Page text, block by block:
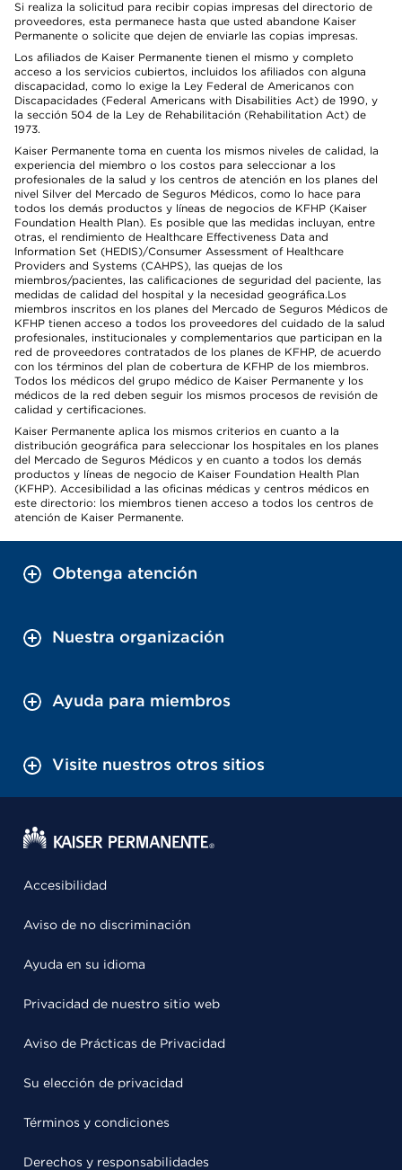
Si realiza la solicitud para recibir copias impresas del directorio de
proveedores, esta permanece hasta que usted abandone Kaiser
Permanente o solicite que dejen de enviarle las copias impresas.
Los afiliados de Kaiser Permanente tienen el mismo y completo
acceso a los servicios cubiertos, incluidos los afiliados con alguna
discapacidad, como lo exige la Ley Federal de Americanos con
Discapacidades (Federal Americans with Disabilities Act) de 1990, y
la sección 504 de la Ley de Rehabilitación (Rehabilitation Act) de
1973.
Kaiser Permanente toma en cuenta los mismos niveles de calidad, la
experiencia del miembro o los costos para seleccionar a los
profesionales de la salud y los centros de atención en los planes del
nivel Silver del Mercado de Seguros Médicos, como lo hace para
todos los demás productos y líneas de negocios de KFHP (Kaiser
Foundation Health Plan). Es posible que las medidas incluyan, entre
otras, el rendimiento de Healthcare Effectiveness Data and
Information Set (HEDIS)/Consumer Assessment of Healthcare
Providers and Systems (CAHPS), las quejas de los
miembros/pacientes, las calificaciones de seguridad del paciente, las
medidas de calidad del hospital y la necesidad geográfica.Los
miembros inscritos en los planes del Mercado de Seguros Médicos de
KFHP tienen acceso a todos los proveedores del cuidado de la salud
profesionales, institucionales y complementarios que participan en la
red de proveedores contratados de los planes de KFHP, de acuerdo
con los términos del plan de cobertura de KFHP de los miembros.
Todos los médicos del grupo médico de Kaiser Permanente y los
médicos de la red deben seguir los mismos procesos de revisión de
calidad y certificaciones.
Kaiser Permanente aplica los mismos criterios en cuanto a la
distribución geográfica para seleccionar los hospitales en los planes
del Mercado de Seguros Médicos y en cuanto a todos los demás
productos y líneas de negocio de Kaiser Foundation Health Plan
(KFHP). Accesibilidad a las oficinas médicas y centros médicos en
este directorio: los miembros tienen acceso a todos los centros de
atención de Kaiser Permanente.
Obtenga atención
Nuestra organización
Ayuda para miembros
Visite nuestros otros sitios
Accesibilidad
Aviso de no discriminación
Ayuda en su idioma
Privacidad de nuestro sitio web
Aviso de Prácticas de Privacidad
Su elección de privacidad
Términos y condiciones
Derechos y responsabilidades